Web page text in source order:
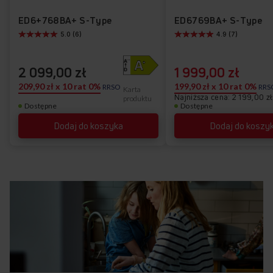
Dostępne
ED6+768BA+ S-Type
Dodaj do koszyka
5.0 (6)
Karta
produktu
2 099,00 zł
209,90 zł x 10 rat 0% RRSO
ulubionych
Najniższa cena: 2 199,00 zł
Dostępne
ED6769BA+ S-Type
Dodaj do
4.9 (7)
1 999,00 zł
199,90 zł x 10 rat 0%